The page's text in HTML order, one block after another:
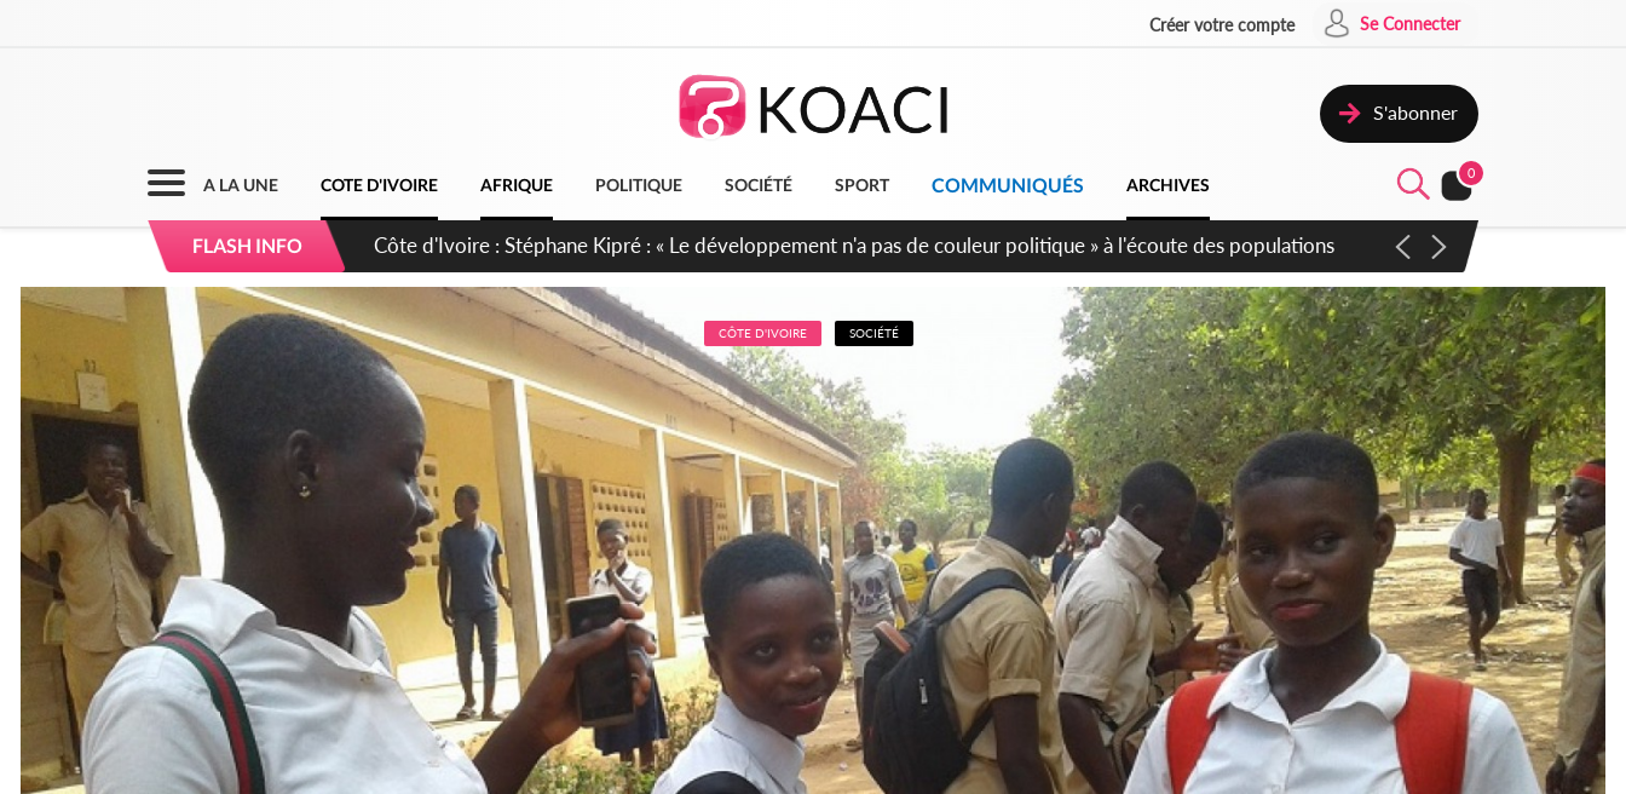
Créer votre compte Se Connecter
S'abonner
A LA UNE COTE D'IVOIRE AFRIQUE POLITIQUE SOCIÉTÉ SPORT COMMUNIQUÉS ARCHIVES
0
FLASH INFO Mali : Les FAMa accueillent 254 anciens combattants issus de groupes armés
CÔTE D'IVOIRE SOCIÉTÉ